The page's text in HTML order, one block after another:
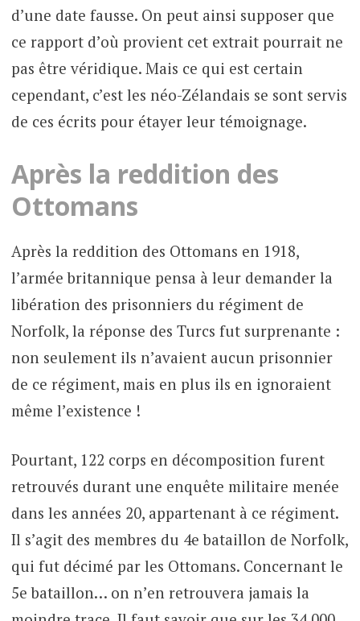
d’une date fausse. On peut ainsi supposer que
ce rapport d’où provient cet extrait pourrait ne
pas être véridique. Mais ce qui est certain
cependant, c’est les néo-Zélandais se sont servis
de ces écrits pour étayer leur témoignage.
Après la reddition des
Ottomans
Après la reddition des Ottomans en 1918,
l’armée britannique pensa à leur demander la
libération des prisonniers du régiment de
Norfolk, la réponse des Turcs fut surprenante :
non seulement ils n’avaient aucun prisonnier
de ce régiment, mais en plus ils en ignoraient
même l’existence !
Pourtant, 122 corps en décomposition furent
retrouvés durant une enquête militaire menée
dans les années 20, appartenant à ce régiment.
Il s’agit des membres du 4e bataillon de Norfolk,
qui fut décimé par les Ottomans. Concernant le
5e bataillon… on n’en retrouvera jamais la